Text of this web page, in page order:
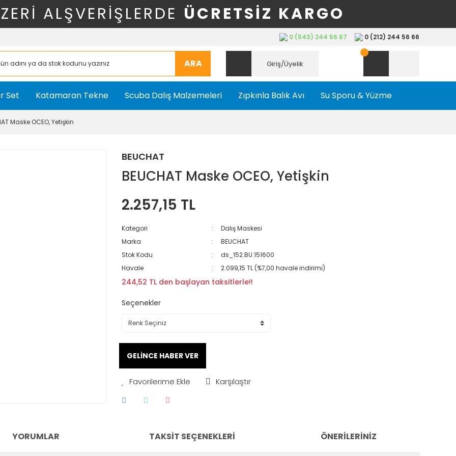
ALŞVERİŞLERDE ÜCRETSİZ KARGO
0 (543) 244 56 67 0 (212) 244 56 66
ARA Giriş/Üyelik
Set Katamaran Tekne Scuba Dalış Malzemeleri Zıpkınla Balık Avı Su Sporu & Yüzme
Maske OCEO, Yetişkin
BEUCHAT
BEUCHAT Maske OCEO, Yetişkin
2.257,15 TL
Kategori
Dalış Maskesi
Marka
BEUCHAT
Stok Kodu
ds_152.BU.151600
Havale
2.099,15 TL (%7,00 havale indirimi)
244,52 TL den başlayan taksitlerle!!
Seçenekler
GELİNCE HABER VER
Karşılaştır
YORUMLAR TAKSIT SEÇENEKLERI ÖNERILERINIZ